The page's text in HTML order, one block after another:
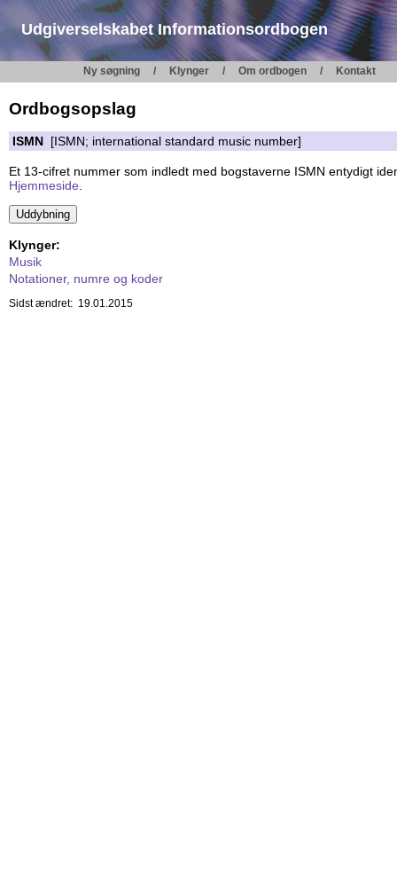
Udgiverselskabet Informationsordbogen
Ny søgning Klynger Om ordbogen Kontakt
Ordbogsopslag
ISMN [ISMN; international standard music number]
Et 13-cifret nummer som indledt med bogstaverne ISMN entydigt
Hjemmeside
Klynger:
Musik
Notationer, numre og koder
Sidst ændret: 19.01.2015